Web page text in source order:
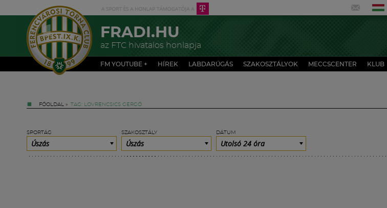
FRADI.HU
az FTC hivatalos honlapja
FM YOUTUBE + HÍREK LABDARÚGÁS SZAKOSZTÁLYOK MECCSCENTER KLUB
FŐOLDAL » TAG: LOVRENCSICS GERGŐ
SPORTÁG
Úszás
SZAKOSZTÁLY
Úszás
DÁTUM
Utolsó 24 óra